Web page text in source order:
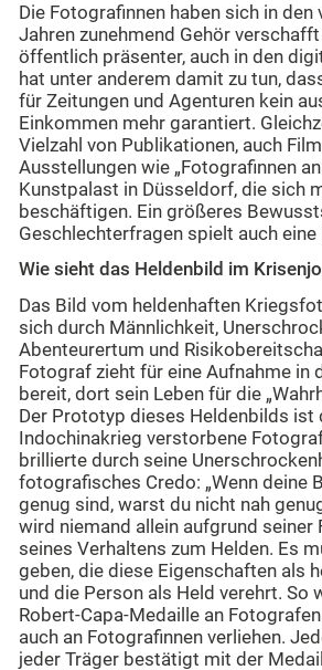
Die Fotografinnen haben sich in den
Jahren zunehmend Gehör verschafft
öffentlich präsenter, auch in den
hat unter anderem damit zu tun,
für Zeitungen und Agenturen kein
Einkommen mehr garantiert.
Vielzahl von Publikationen, auch
Ausstellungen wie „Fotografinnen
Kunstpalast in Düsseldorf, die sich
beschäftigen. Ein größeres
Geschlechterfragen spielt auch eine
Wie sieht das Heldenbild im
Das Bild vom heldenhaften
sich durch Männlichkeit,
Abenteurertum und
Fotograf zieht für eine Aufnahme in
bereit, dort sein Leben für die
Der Prototyp dieses Heldenbilds ist
Indochinakrieg verstorbene
brillierte durch seine
fotografisches Credo: „Wenn deine
genug sind, warst du nicht nah
wird niemand allein aufgrund seiner
seines Verhaltens zum Helden. Es
geben, die diese Eigenschaften als
und die Person als Held verehrt. So
Robert-Capa-Medaille an
auch an Fotografinnen verliehen.
jeder Träger bestätigt mit der